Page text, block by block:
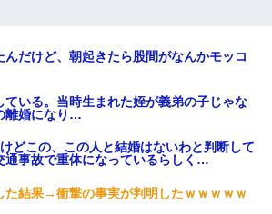
と行為してきたが後悔しかない…
ズラされてて中学に入ってから関係を持
たら「全部バラしてやる」と脅迫されたの
不妊の叔母に頼まれて出産。→叔母夫婦が
に子供を連れ帰った。→9・11で叔母夫婦が
だけど、朝起きたら股間がなんかモッコ
ている。当時生まれた姪が義弟の子じゃな
離婚になり…
どこの、この人と結婚はないわと判断して
通事故で重体になっているらしく…
た結果→衝撃の事実が判明したｗｗｗｗｗ